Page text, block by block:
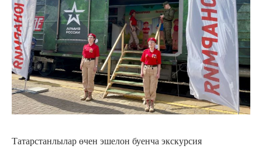
Татарстанлылар өчен эшелон буенча экскурсия